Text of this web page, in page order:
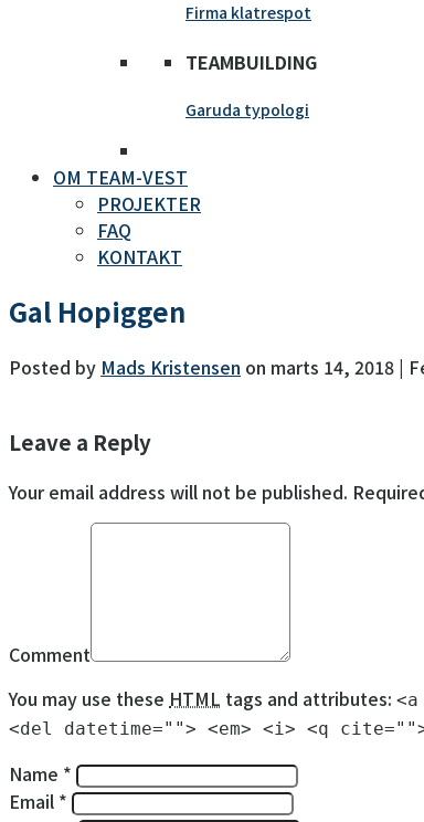
Firma klatrespot
TEAMBUILDING
Garuda typologi
OM TEAM-VEST
PROJEKTER
FAQ
KONTAKT
Gal Hopiggen
Posted by Mads Kristensen on marts 14, 2018 |
Leave a Reply
Your email address will not be published.
Comment
You may use these HTML tags and attributes:
<del datetime=""> <em> <i> <q
Name *
Email *